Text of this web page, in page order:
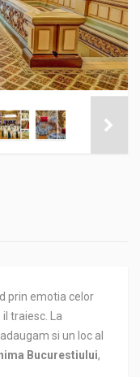
prin emotia celor
traiesc. La
si un loc al
Bucurestiului,